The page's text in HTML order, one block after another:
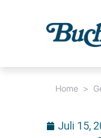
Home >
Juli 15,